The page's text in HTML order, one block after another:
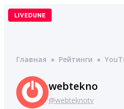
Перейти
Главная ● Рейтинги ●
webtekno
@webteknotv